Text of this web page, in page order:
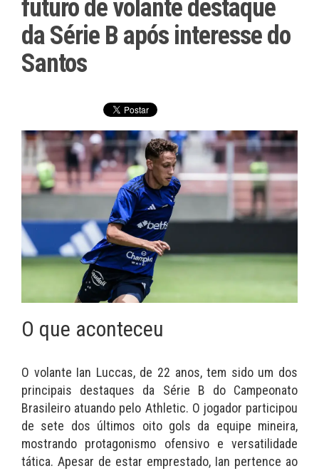
futuro de volante destaque
da Série B após interesse do
Santos
O que aconteceu
O volante Ian Luccas, de 22 anos, tem sido um dos
principais destaques da Série B do Campeonato
Brasileiro atuando pelo Athletic. O jogador participou
de sete dos últimos oito gols da equipe mineira,
mostrando protagonismo ofensivo e versatilidade
tática. Apesar de estar emprestado, Ian pertence ao